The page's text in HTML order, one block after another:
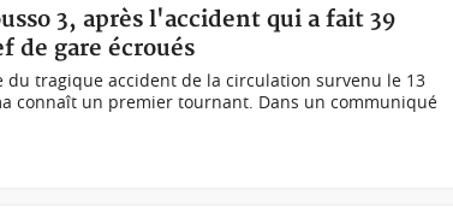
3, après l'accident qui a fait 39
de gare écroués
du tragique accident de la circulation survenu le 13
connaît un premier tournant. Dans un communiqué